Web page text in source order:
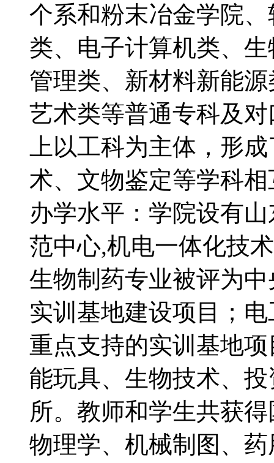
个系和粉末冶金学院
类、电子计算机类、
管理类、新材料新能
艺术类等普通专科及
上以工科为主体，形
术、文物鉴定等学
办学水平：学院设有
范中心,机电一体化技
生物制药专业被评为
实训基地建设项目；
重点支持的实训基地
能玩具、生物技术、
所。教师和学生共获
物理学、机械制图、